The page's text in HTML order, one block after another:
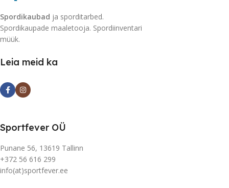
Spordikaubad ja sporditarbed.
Spordikaupade maaletooja. Spordiinventari
müük.
Leia meid ka
Sportfever OÜ
Punane 56, 13619 Tallinn
+372 56 616 299
info(at)sportfever.ee